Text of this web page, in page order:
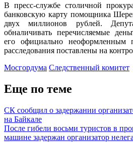
В пресс-службе столичной
банковскую карту помощника
двух миллионов рублей.
обналичивать перечисляемые
его официально неоформленным
расследования поставлены на
Мосгордума Следственный комитет
Еще по теме
СК сообщил о задержании
на Байкале
После гибели восьми туристов в
машине задержан организатор